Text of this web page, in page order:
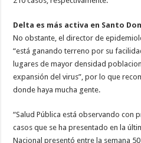
Delta es más activa en Santo
No obstante, el director de
“está ganando terreno por su
lugares de mayor densidad
expansión del virus”, por lo que
donde haya mucha gente.
“Salud Pública está observando con
casos que se ha presentado en la
Nacional presentó entre la semana